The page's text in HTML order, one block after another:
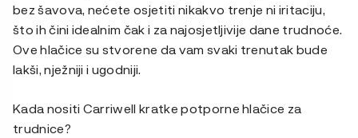
bez šavova, nećete osjetiti nikakvo trenje ni iritaciju,
što ih čini idealnim čak i za najosjetljivije dane trudnoće.
Ove hlačice su stvorene da vam svaki trenutak bude
lakši, nježniji i ugodniji.
Kada nositi Carriwell kratke potporne hlačice za
trudnice?